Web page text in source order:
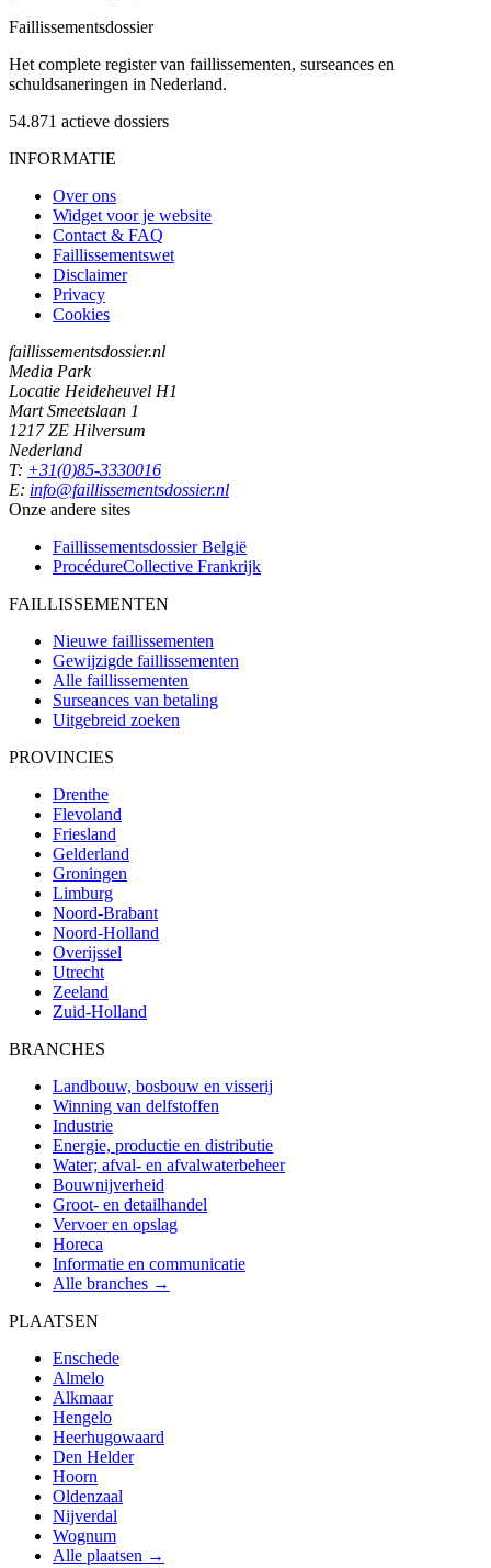
Faillissementsdossier
Het complete register van faillissementen, surseances en
schuldsaneringen in Nederland.
54.871 actieve dossiers
INFORMATIE
Over ons
Widget voor je website
Contact & FAQ
Faillissementswet
Disclaimer
Privacy
Cookies
faillissementsdossier.nl
Media Park
Locatie Heideheuvel H1
Mart Smeetslaan 1
1217 ZE Hilversum
Nederland
T: +31(0)85-3330016
E: info@faillissementsdossier.nl
Onze andere sites
Faillissementsdossier België
ProcédureCollective Frankrijk
FAILLISSEMENTEN
Nieuwe faillissementen
Gewijzigde faillissementen
Alle faillissementen
Surseances van betaling
Uitgebreid zoeken
PROVINCIES
Drenthe
Flevoland
Friesland
Gelderland
Groningen
Limburg
Noord-Brabant
Noord-Holland
Overijssel
Utrecht
Zeeland
Zuid-Holland
BRANCHES
Landbouw, bosbouw en visserij
Winning van delfstoffen
Industrie
Energie, productie en distributie
Water; afval- en afvalwaterbeheer
Bouwnijverheid
Groot- en detailhandel
Vervoer en opslag
Horeca
Informatie en communicatie
Alle branches →
PLAATSEN
Enschede
Almelo
Alkmaar
Hengelo
Heerhugowaard
Den Helder
Hoorn
Oldenzaal
Nijverdal
Wognum
Alle plaatsen →